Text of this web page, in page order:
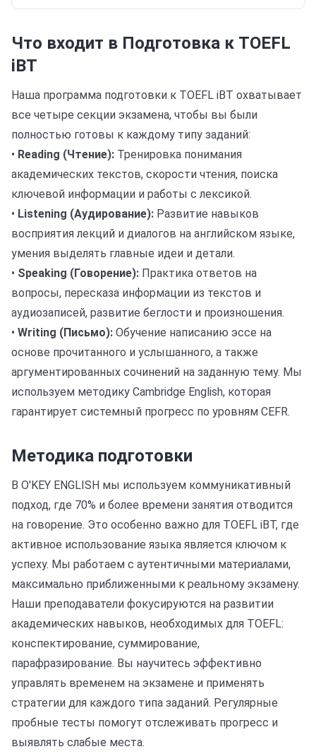
Что входит в Подготовка к TOEFL
iBT
Наша программа подготовки к TOEFL iBT охватывает
все четыре секции экзамена, чтобы вы были
полностью готовы к каждому типу заданий:
• Reading (Чтение): Тренировка понимания
академических текстов, скорости чтения, поиска
ключевой информации и работы с лексикой.
• Listening (Аудирование): Развитие навыков
восприятия лекций и диалогов на английском языке,
умения выделять главные идеи и детали.
• Speaking (Говорение): Практика ответов на
вопросы, пересказа информации из текстов и
аудиозаписей, развитие беглости и произношения.
• Writing (Письмо): Обучение написанию эссе на
основе прочитанного и услышанного, а также
аргументированных сочинений на заданную тему. Мы
используем методику Cambridge English, которая
гарантирует системный прогресс по уровням CEFR.
Методика подготовки
В O'KEY ENGLISH мы используем коммуникативный
подход, где 70% и более времени занятия отводится
на говорение. Это особенно важно для TOEFL iBT, где
активное использование языка является ключом к
успеху. Мы работаем с аутентичными материалами,
максимально приближенными к реальному экзамену.
Наши преподаватели фокусируются на развитии
академических навыков, необходимых для TOEFL:
конспектирование, суммирование,
парафразирование. Вы научитесь эффективно
управлять временем на экзамене и применять
стратегии для каждого типа заданий. Регулярные
пробные тесты помогут отслеживать прогресс и
выявлять слабые места.